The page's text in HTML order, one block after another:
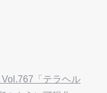
「テラヘル